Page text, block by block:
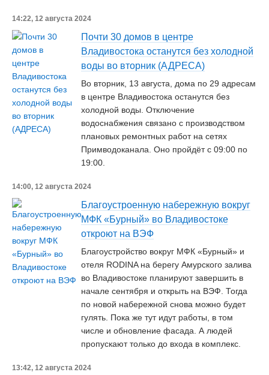
14:22, 12 августа 2024
Почти 30 домов в центре
Владивостока останутся без холодной
воды во вторник (АДРЕСА)
Во вторник, 13 августа, дома по 29 адресам
в центре Владивостока останутся без
холодной воды. Отключение
водоснабжения связано с производством
плановых ремонтных работ на сетях
Примводоканала. Оно пройдёт с 09:00 по
19:00.
14:00, 12 августа 2024
Благоустроенную набережную вокруг
МФК «Бурный» во Владивостоке
откроют на ВЭФ
Благоустройство вокруг МФК «Бурный» и
отеля RODINA на берегу Амурского залива
во Владивостоке планируют завершить в
начале сентября и открыть на ВЭФ. Тогда
по новой набережной снова можно будет
гулять. Пока же тут идут работы, в том
числе и обновление фасада. А людей
пропускают только до входа в комплекс.
13:42, 12 августа 2024